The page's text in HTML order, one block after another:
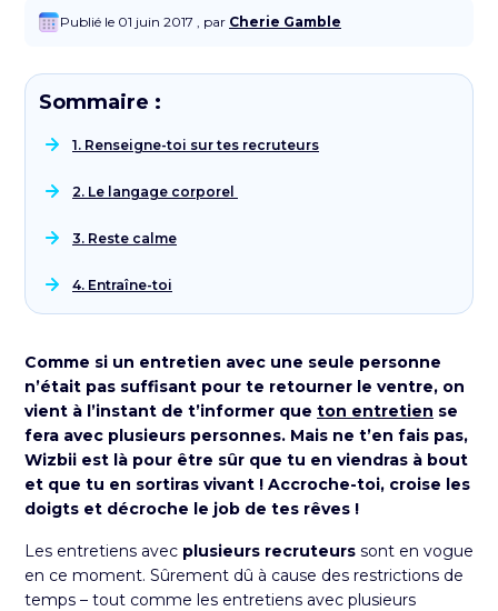
Publié le 01 juin 2017 , par Cherie Gamble
Sommaire :
1. Renseigne-toi sur tes recruteurs
2. Le langage corporel
3. Reste calme
4. Entraîne-toi
Comme si un entretien avec une seule personne
n’était pas suffisant pour te retourner le ventre, on
vient à l’instant de t’informer que ton entretien se
fera avec plusieurs personnes. Mais ne t’en fais pas,
Wizbii est là pour être sûr que tu en viendras à bout
et que tu en sortiras vivant ! Accroche-toi, croise les
doigts et décroche le job de tes rêves !
Les entretiens avec plusieurs recruteurs sont en vogue
en ce moment. Sûrement dû à cause des restrictions de
temps – tout comme les entretiens avec plusieurs